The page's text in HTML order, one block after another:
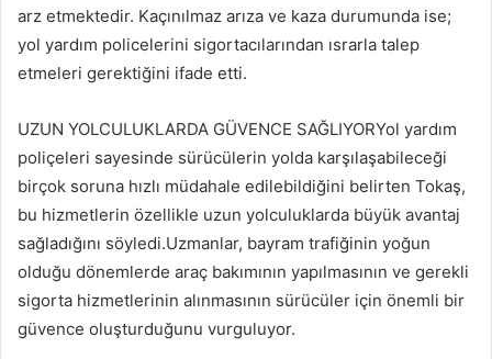
arz etmektedir. Kaçınılmaz arıza ve kaza durumunda ise;
yol yardım policelerini sigortacılarından ısrarla talep
etmeleri gerektiğini ifade etti.
UZUN YOLCULUKLARDA GÜVENCE SAĞLIYORYol yardım
poliçeleri sayesinde sürücülerin yolda karşılaşabileceği
birçok soruna hızlı müdahale edilebildiğini belirten Tokaş,
bu hizmetlerin özellikle uzun yolculuklarda büyük avantaj
sağladığını söyledi.Uzmanlar, bayram trafiğinin yoğun
olduğu dönemlerde araç bakımının yapılmasının ve gerekli
sigorta hizmetlerinin alınmasının sürücüler için önemli bir
güvence oluşturduğunu vurguluyor.